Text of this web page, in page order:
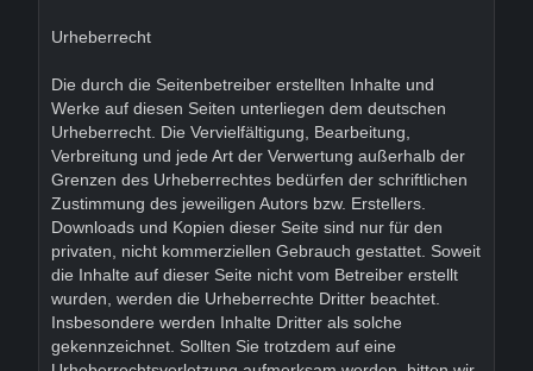
Urheberrecht
Die durch die Seitenbetreiber erstellten Inhalte und
Werke auf diesen Seiten unterliegen dem deutschen
Urheberrecht. Die Vervielfältigung, Bearbeitung,
Verbreitung und jede Art der Verwertung außerhalb der
Grenzen des Urheberrechtes bedürfen der schriftlichen
Zustimmung des jeweiligen Autors bzw. Erstellers.
Downloads und Kopien dieser Seite sind nur für den
privaten, nicht kommerziellen Gebrauch gestattet. Soweit
die Inhalte auf dieser Seite nicht vom Betreiber erstellt
wurden, werden die Urheberrechte Dritter beachtet.
Insbesondere werden Inhalte Dritter als solche
gekennzeichnet. Sollten Sie trotzdem auf eine